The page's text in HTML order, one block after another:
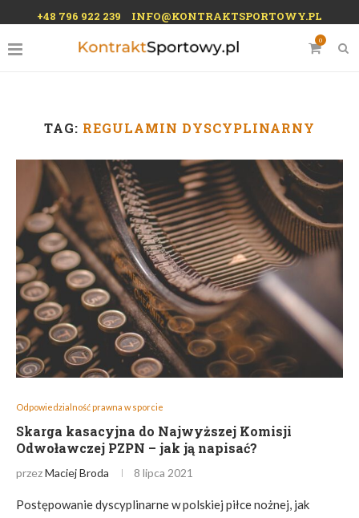
+48 796 922 239 INFO@KONTRAKTSPORTOWY.PL
0
TAG: REGULAMIN DYSCYPLINARNY
Odpowiedzialność prawna w sporcie
Skarga kasacyjna do Najwyższej Komisji
Odwoławczej PZPN – jak ją napisać?
przezMaciej Broda 8 lipca 2021
Postępowanie dyscyplinarne w polskiej piłce nożnej, jak